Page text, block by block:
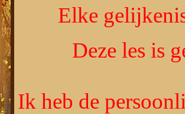
Elke
Deze les is
Ik heb de